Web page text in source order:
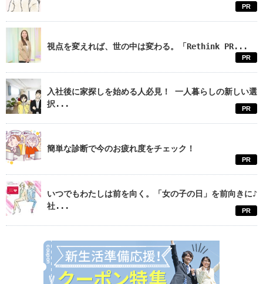
PR
視点を変えれば、世の中は変わる。「Rethink PR...
PR
入社後に家探しを始める人必見！ 一人暮らしの新しい選
択...
PR
簡単な診断で今のお疲れ度をチェック！
PR
いつでもわたしは前を向く。「女の子の日」を前向きに♪
社...
PR